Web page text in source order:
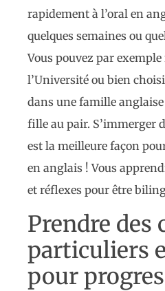
rapidement à l’oral en
quelques semaines ou
Vous pouvez par
l’Université ou bien
dans une famille
fille au pair. S’immerger
est la meilleure façon
en anglais ! Vous
et réflexes pour être
Prendre des
particuliers
pour